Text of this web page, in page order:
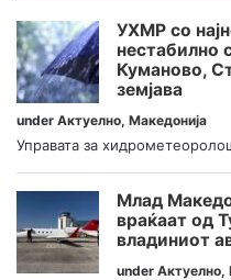
УХМР со
нестабилно
Куманово,
земјава
under Актуелно, Македонија
Управата за
Млад
враќаат од
владиниот
under Актуелно,